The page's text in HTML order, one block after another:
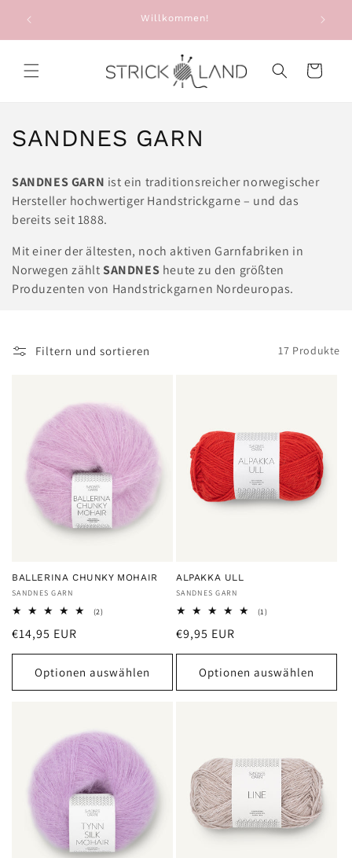
Inhalt
Willkommen! Sie
Warenkorb
K
t
e
g
o
i
SANDNES GARN
SANDNES GARN ist ein traditionsreicher norwegischer
Hersteller hochwertiger Handstrickgarne – und das
bereits seit 1888.
Mit einer der ältesten, noch aktiven Garnfabriken in
Norwegen zähltSANDNES heute zu den größten
Produzenten von Handstrickgarnen Nordeuropas.
Filtern und sortieren 17 Produkte
BALLERINA CHUNKY MOHAIR
Anbieter:
SANDNES GARN
(2)2
Normaler
Preis
€14,95 EUR
Optionen auswählen
ALPAKKA ULL
Anbieter:
SANDNES GARN
(1)1
Normaler
Preis
€9,95 EUR
Optionen auswählen